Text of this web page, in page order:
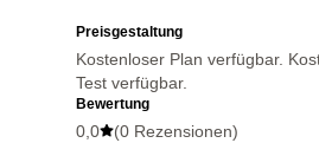
Preisgestaltung
Kostenloser Plan verfügbar.
Test verfügbar.
Bewertung
0,0 (0 Rezensionen)